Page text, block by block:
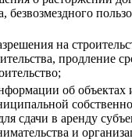
безвозмездного
на
продление
об объектах
сдачи в аренду
и